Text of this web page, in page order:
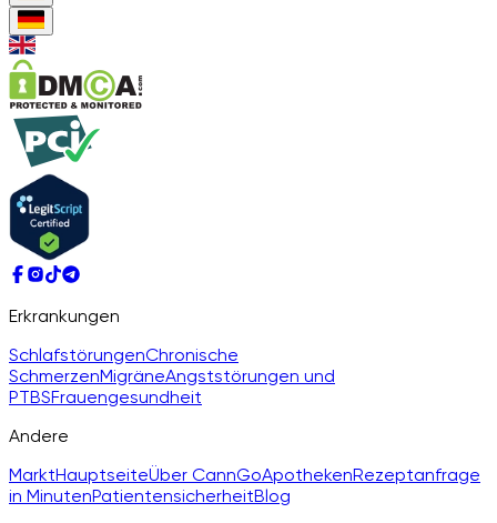
Erkrankungen
SchlafstörungenChronische
SchmerzenMigräneAngststörungen und
PTBSFrauengesundheit
Andere
MarktHauptseiteÜber CannGoApothekenRezeptanfrage
in MinutenPatientensicherheitBlog